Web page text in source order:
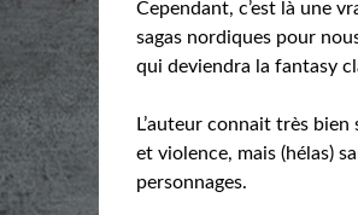
Cependant, c’est là une
sagas nordiques pour
qui deviendra la fantasy
L’auteur connait très
et violence, mais (hélas)
personnages.